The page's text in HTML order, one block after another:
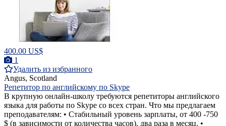
400.00 US$
1
Удалить из избранного
Angus, Scotland
Репетитор по английскому по Skype
В крупную онлайн-школу требуются репетиторы английского
языка для работы по Skype со всех стран. Что мы предлагаем
преподавателям: • Стабильный уровень зарплаты, от 400 -750
$ (в зависимости от количества часов), два раза в месяц. •